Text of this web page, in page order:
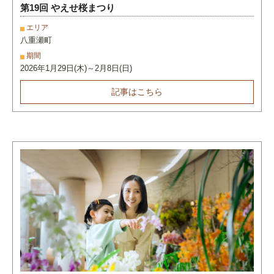
第19回 やえせ桜まつり
エリア
八重瀬町
期間
2026年1月29日(木)～2月8日(日)
記事はこちら